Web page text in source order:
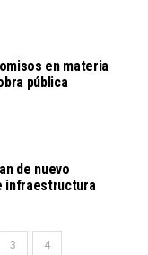
en materia
pública
de nuevo
infraestructura
3 4